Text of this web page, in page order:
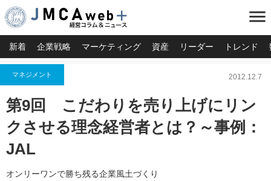
menu
新着 企業戦略 マーケティング 資産 リーダー トレンド
マネジメント 2012.12.7
第9回 こだわりを売り上げにリン
クさせる理念経営者とは？～事例：
JAL
オンリーワンで勝ち残る企業風土づくり